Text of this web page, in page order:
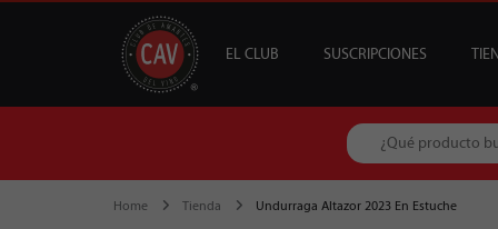
EL CLUB SUSCRIPCIONES
Home Tienda Undurraga Altazor 2023 En Estuche